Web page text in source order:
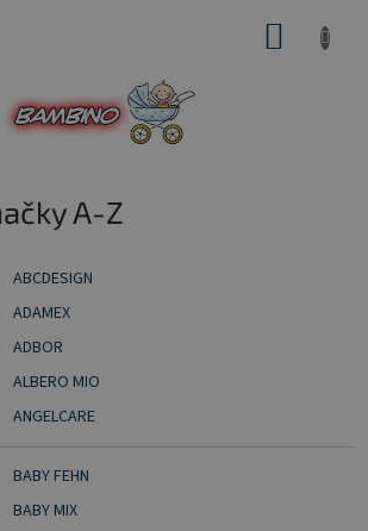
A-Z
ABCDESIGN
ADAMEX
ADBOR
ALBERO MIO
ANGELCARE
BABY FEHN
BABY MIX